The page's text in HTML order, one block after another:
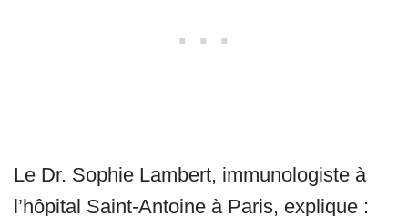
Le Dr. Sophie Lambert, immunologiste à
l’hôpital Saint-Antoine à Paris, explique :